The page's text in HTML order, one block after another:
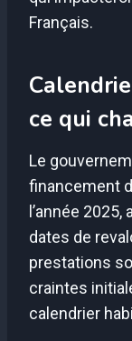
Français.
ce qui
Le
financement
l’année
dates de
prestations
craintes
calendrier